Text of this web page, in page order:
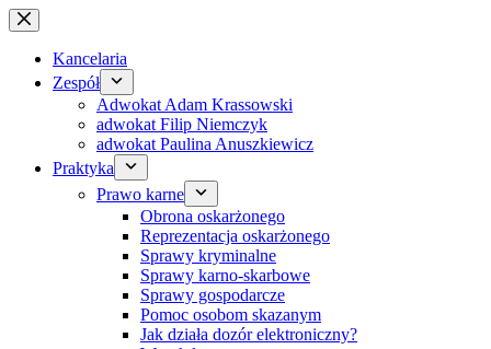
Przejdź
do
treści
Kancelaria
Zespół
Adwokat Adam Krassowski
adwokat Filip Niemczyk
adwokat Paulina Anuszkiewicz
Praktyka
Prawo karne
Obrona oskarżonego
Reprezentacja oskarżonego
Sprawy kryminalne
Sprawy karno-skarbowe
Sprawy gospodarcze
Pomoc osobom skazanym
Jak działa dozór elektroniczny?